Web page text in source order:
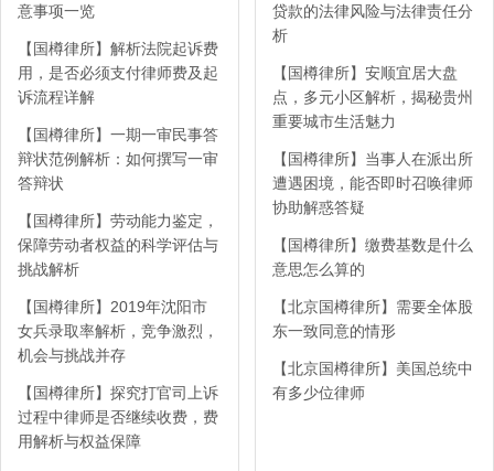
意事项一览
【国樽律所】解析法院起诉费
用，是否必须支付律师费及起
诉流程详解
【国樽律所】一期一审民事答
辩状范例解析：如何撰写一审
答辩状
【国樽律所】劳动能力鉴定，
保障劳动者权益的科学评估与
挑战解析
【国樽律所】2019年沈阳市
女兵录取率解析，竞争激烈，
机会与挑战并存
【国樽律所】探究打官司上诉
过程中律师是否继续收费，费
用解析与权益保障
贷款的法律风险与法律责任分
析
【国樽律所】安顺宜居大盘
点，多元小区解析，揭秘贵州
重要城市生活魅力
【国樽律所】当事人在派出所
遭遇困境，能否即时召唤律师
协助解惑答疑
【国樽律所】缴费基数是什么
意思怎么算的
【北京国樽律所】需要全体股
东一致同意的情形
【北京国樽律所】美国总统中
有多少位律师